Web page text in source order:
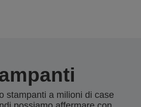
stampanti a milioni di case